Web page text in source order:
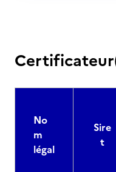
No
m
légal
Sire
t